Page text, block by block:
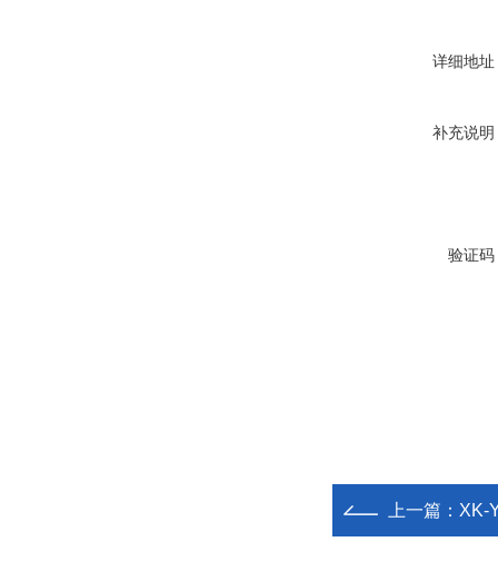
详细地址
补充说明
验证码
上一篇： XK-